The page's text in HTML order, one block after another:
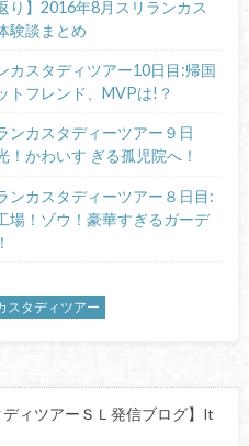
り】2016年8月スリランカス
験談まとめ
カスタディツアー10日目:帰国
トフレンド、MVPは!？
ンカスタディーツアー９日
！かわいす ぎる孤児院へ！
ンカスタディーツアー８日目:
場！ゾウ！豪華すぎるガーデ
スタディツアー
ディツアーＳＬ発信ブログ】It